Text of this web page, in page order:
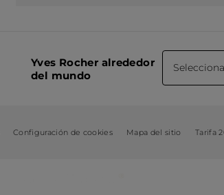
Yves Rocher alrededor
del mundo
Configuración de cookies Mapa del sitio Tarifa